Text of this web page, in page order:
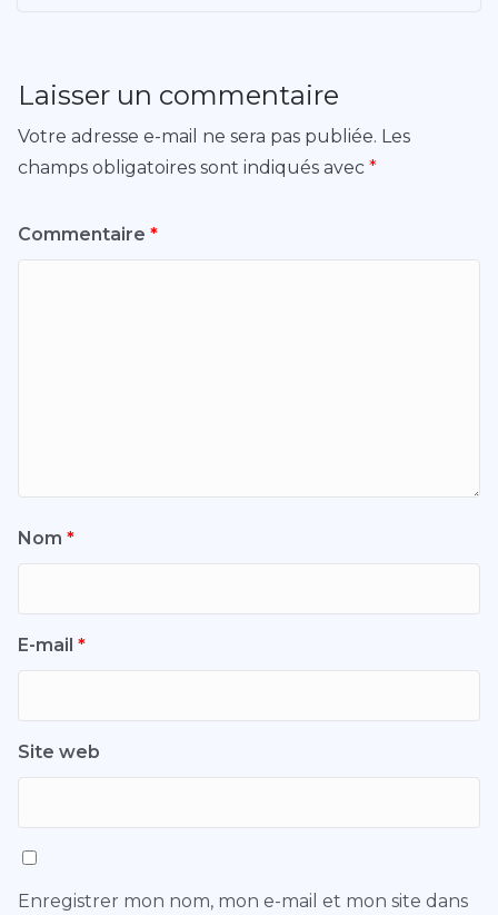
Laisser un commentaire
Votre adresse e-mail ne sera pas publiée. Les
champs obligatoires sont indiqués avec *
Commentaire *
Nom *
E-mail *
Site web
Enregistrer mon nom, mon e-mail et mon site dans